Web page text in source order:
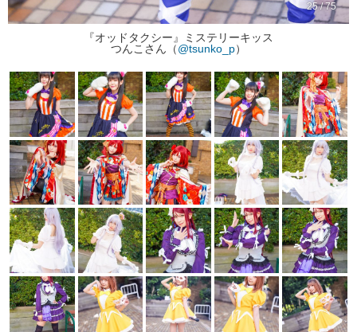
25 / 75
『オッドタクシー』ミステリーキッス
つんこさん（@tsunko_p）